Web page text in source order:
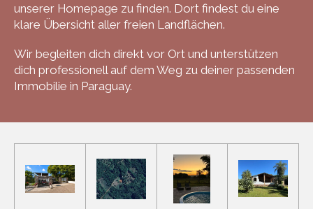
unserer Homepage zu finden. Dort findest du eine
klare Übersicht aller freien Landflächen.
Wir begleiten dich direkt vor Ort und unterstützen
dich professionell auf dem Weg zu deiner passenden
Immobilie in Paraguay.